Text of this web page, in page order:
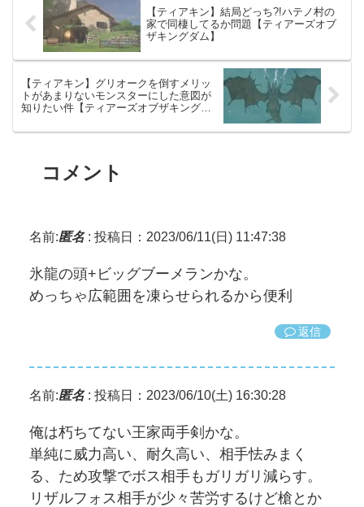
【ティアキン】結局どっち?!ハテノ村の
家で同棲してるか問題【ティアーズオブ
ザキングダム】
【ティアキン】グリオークを倒すメリッ
トがあまりないモンスターにした意図が
知りたい件【ティアーズオブザキングダ
コメント
名前:匿名: 投稿日：2023/06/11(日) 11:47:38
氷龍の頭+ビッグブーメランかな。
めっちゃ広範囲を凍らせられるから便利
返信
名前:匿名: 投稿日：2023/06/10(土) 16:30:28
俺は朽ちてない王家両手剣かな。
単純に威力高い、耐久高い、相手怯みまく
る、ため攻撃でボス相手もガリガリ減らす。
リザルフォス相手が少々苦労するけど槍とか